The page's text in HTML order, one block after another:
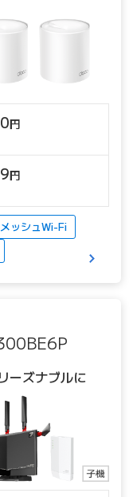
円
円
メッシュWi-Fi
リーズナブルに